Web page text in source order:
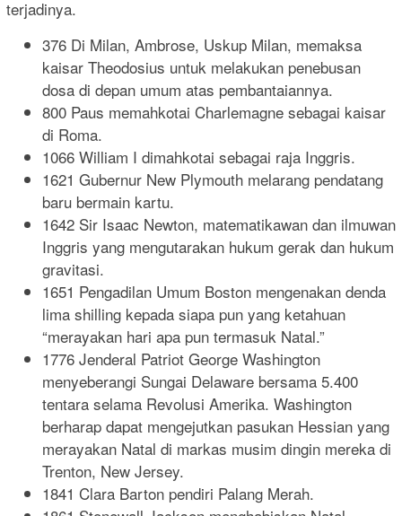
terjadinya.
376 Di Milan, Ambrose, Uskup Milan, memaksa
kaisar Theodosius untuk melakukan penebusan
dosa di depan umum atas pembantaiannya.
800 Paus memahkotai Charlemagne sebagai kaisar
di Roma.
1066 William I dimahkotai sebagai raja Inggris.
1621 Gubernur New Plymouth melarang pendatang
baru bermain kartu.
1642 Sir Isaac Newton, matematikawan dan ilmuwan
Inggris yang mengutarakan hukum gerak dan hukum
gravitasi.
1651 Pengadilan Umum Boston mengenakan denda
lima shilling kepada siapa pun yang ketahuan
“merayakan hari apa pun termasuk Natal.”
1776 Jenderal Patriot George Washington
menyeberangi Sungai Delaware bersama 5.400
tentara selama Revolusi Amerika. Washington
berharap dapat mengejutkan pasukan Hessian yang
merayakan Natal di markas musim dingin mereka di
Trenton, New Jersey.
1841 Clara Barton pendiri Palang Merah.